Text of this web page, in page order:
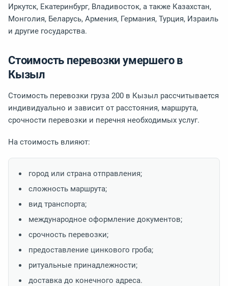
Иркутск, Екатеринбург, Владивосток, а также Казахстан,
Монголия, Беларусь, Армения, Германия, Турция, Израиль
и другие государства.
Стоимость перевозки умершего в
Кызыл
Стоимость перевозки груза 200 в Кызыл рассчитывается
индивидуально и зависит от расстояния, маршрута,
срочности перевозки и перечня необходимых услуг.
На стоимость влияют:
город или страна отправления;
сложность маршрута;
вид транспорта;
международное оформление документов;
срочность перевозки;
предоставление цинкового гроба;
ритуальные принадлежности;
доставка до конечного адреса.